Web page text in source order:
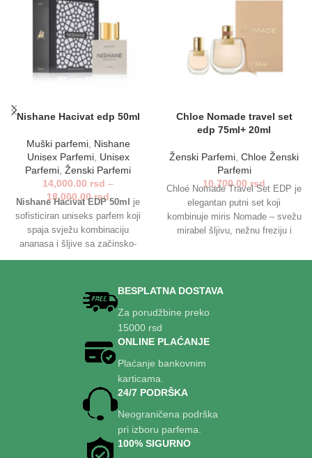
Nishane Hacivat edp 50ml
Muški parfemi, Nishane
Unisex Parfemi, Unisex
Parfemi Ženski Parfemi
14,000.00 rsd –
18,000.00rsd
Nishane Hacivat EDP 50ml
je
sofisticiran uniseks parfem koji
spaja svježu kombinaciju
ananasa i šljive sa začinsko-
cvjetnim srcem i toplim drvenim
izražajan, idealan je za one koji
traže jedinstven, luksuzan miris
s karakterom, pogodan za
dnevne i večernje prilike.
Chloe Nomade travel set
edp 75ml+ 20ml
Ženski Parfemi Chloe Ženski
Parfemi
10,700.00 rsd
Chloé Nomade Travel Set EDP je
elegantan putni set koji
kombinuje miris Nomade – svežu
mirabel šljivu, nežnu freziju i
mini sprejem. Savršen je za žene
otmene gde god da krenu.
BESPLATNA DOSTAVA
Za porudžbine preko
15000 rsd
ONLINE PLAĆANJE
Plaćanje bankovnim
karticama.
24/7 PODRŠKA
Neograničena podrška
pri izboru parfema.
100% SIGURNO